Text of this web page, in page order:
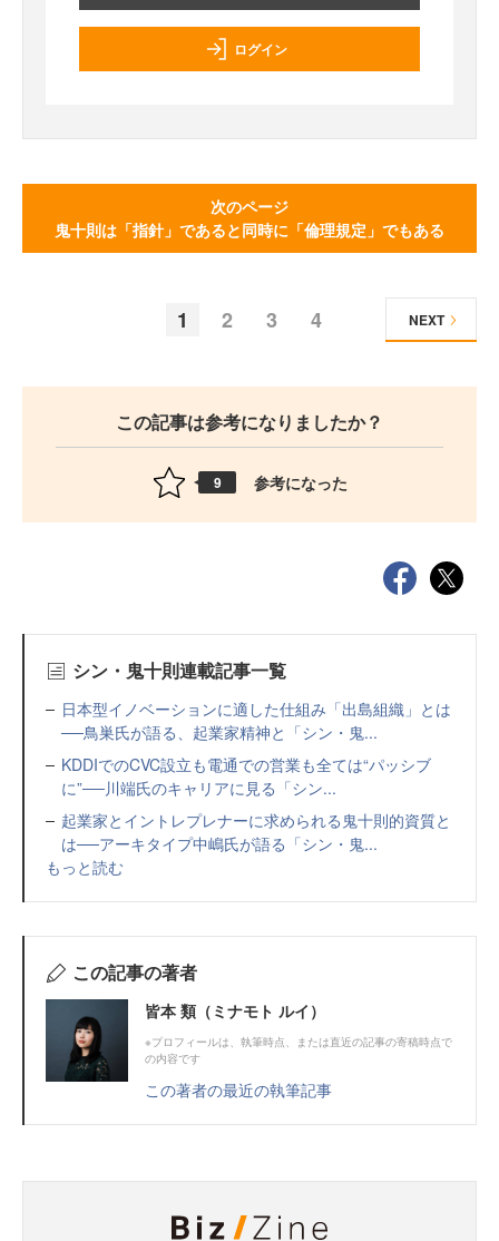
ログイン
次のページ
鬼十則は「指針」であると同時に「倫理規定」でもある
1 2 3 4 NEXT
この記事は参考になりましたか？
9 参考になった
シン・鬼十則連載記事一覧
日本型イノベーションに適した仕組み「出島組織」とは
──鳥巣氏が語る、起業家精神と「シン・鬼...
KDDIでのCVC設立も電通での営業も全ては“パッシブ
に”──川端氏のキャリアに見る「シン...
起業家とイントレプレナーに求められる鬼十則的資質と
は──アーキタイプ中嶋氏が語る「シン・鬼...
もっと読む
この記事の著者
皆本 類（ミナモト ルイ）
※プロフィールは、執筆時点、または直近の記事の寄稿時点で
の内容です
この著者の最近の執筆記事